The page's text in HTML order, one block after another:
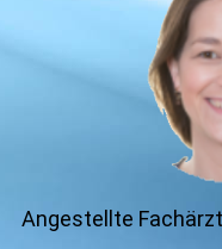
Angestellte